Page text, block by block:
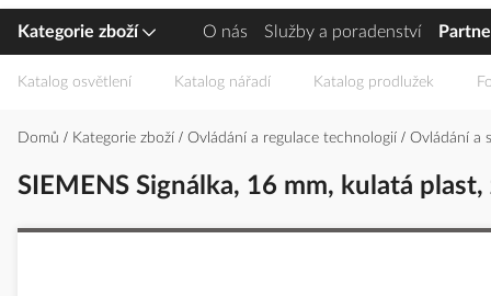
Kategorie zboží O nás Služby a poradenství
Katalog osvětlení Katalog nářadí Katalog prodlužek
Domů Kategorie zboží Ovládání a regulace technologií Ovládání a
SIEMENS Signálka, 16 mm, kulatá plast,